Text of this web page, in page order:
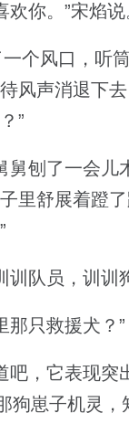
你。”宋焰说
个风口，听筒
风声消退下
”
刨了一会儿
里舒展着蹬了
队员，训训
只救援犬？”
，它表现突
狗崽子机灵